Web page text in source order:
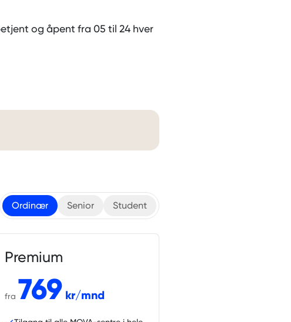
og åpent fra 05 til 24 hver
Ordinær Senior Student
Premium
fra 769 kr/mnd